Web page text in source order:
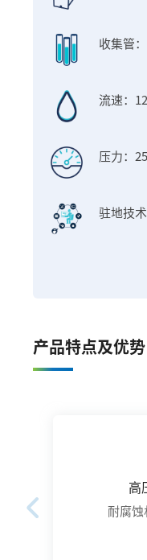
收集管
流速：
压力：
驻地技
产品特点及优势
高
耐腐蚀